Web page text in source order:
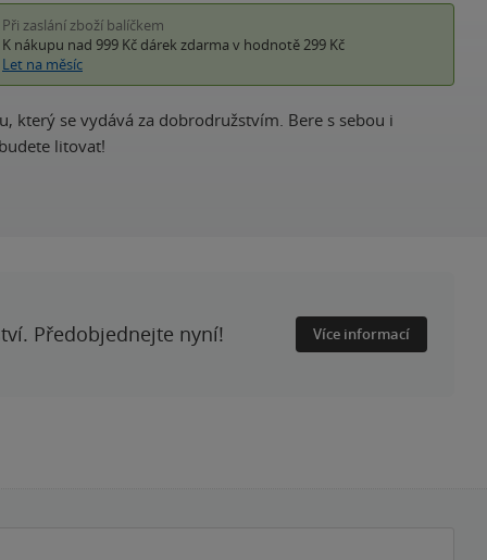
Při zaslání zboží balíčkem
K nákupu nad 999 Kč dárek zdarma v hodnotě 299 Kč
Let na měsíc
který se vydává za dobrodružstvím. Bere s sebou i
litovat!
Předobjednejte nyní! Více informací